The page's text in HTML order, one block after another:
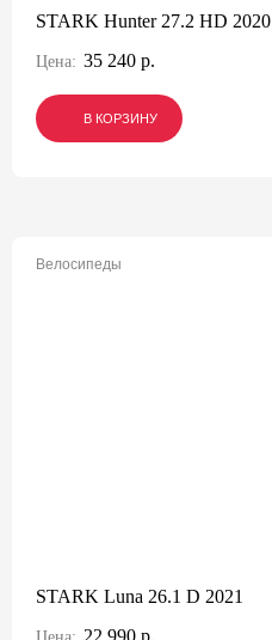
STARK Hunter 27.2 HD 2020
Цена: 35 240 р.
В КОРЗИНУ
В КОРЗИНУ
В КОРЗИНУ
Велосипеды
STARK Luna 26.1 D 2021
22 990 р.